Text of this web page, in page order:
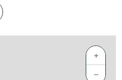
+
−